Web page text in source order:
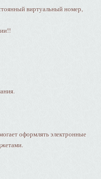
виртуальный номер,
оформлять электронные